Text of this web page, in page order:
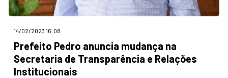
14/02/2023 16:08
Prefeito Pedro anuncia mudança na
Secretaria de Transparência e Relações
Institucionais